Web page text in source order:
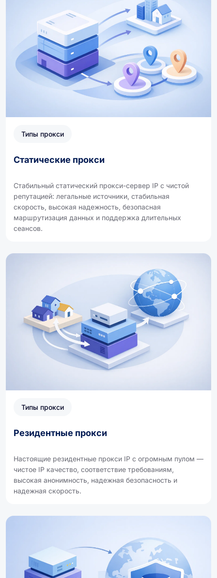
Типы прокси
Статические прокси
Стабильный статический прокси-сервер IP с чистой
репутацией: легальные источники, стабильная
скорость, высокая надежность, безопасная
маршрутизация данных и поддержка длительных
сеансов.
Типы прокси
Резидентные прокси
Настоящие резидентные прокси IP с огромным пулом —
чистое IP качество, соответствие требованиям,
высокая анонимность, надежная безопасность и
надежная скорость.